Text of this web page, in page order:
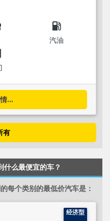
local_gas_station
汽油
...
有
什么最便宜的车？
每个类别的最低价汽车是：
经济型